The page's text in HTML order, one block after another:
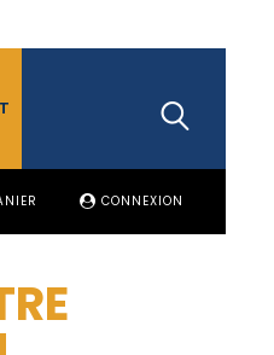
CONNEXION